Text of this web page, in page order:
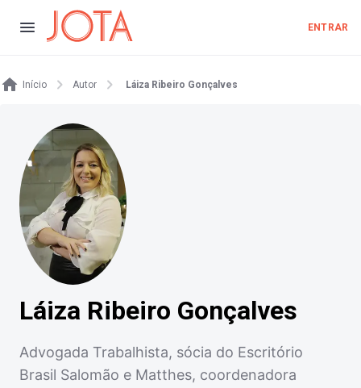
ENTRAR
Início Autor Láiza Ribeiro Gonçalves
Láiza Ribeiro Gonçalves
Advogada Trabalhista, sócia do Escritório
Brasil Salomão e Matthes, coordenadora